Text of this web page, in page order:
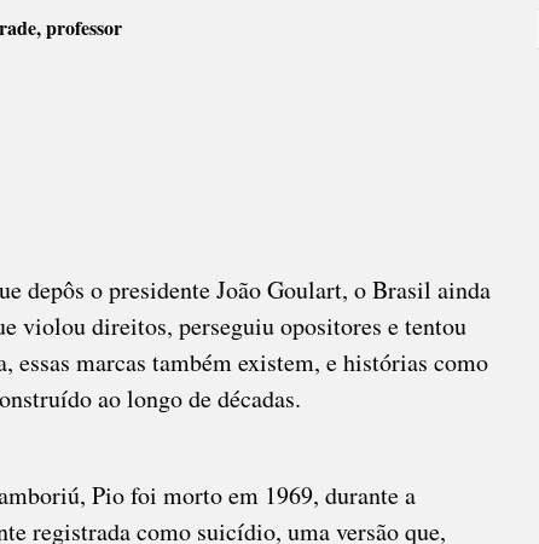
professor
depôs o presidente João Goulart, o Brasil ainda
violou direitos, perseguiu opositores e tentou
essas marcas também existem, e histórias como
ao longo de décadas.
Pio foi morto em 1969, durante a
registrada como suicídio, uma versão que,